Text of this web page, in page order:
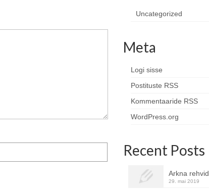
Uncategorized
Meta
Logi sisse
Postituste RSS
Kommentaaride RSS
WordPress.org
Recent Posts
Arkna rehvid
29. mai 2019